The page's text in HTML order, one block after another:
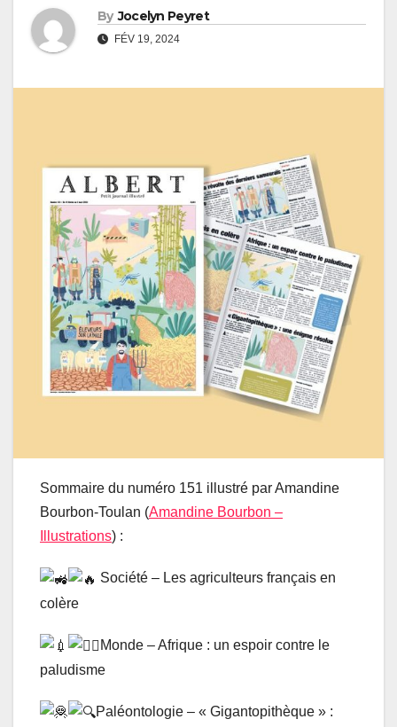
By Jocelyn Peyret
FÉV 19, 2024
Sommaire du numéro 151 illustré par Amandine
Bourbon-Toulan (Amandine Bourbon –
Illustrations) :
Société – Les agriculteurs français en
colère
Monde – Afrique : un espoir contre le
paludisme
Paléontologie – « Gigantopithèque » :